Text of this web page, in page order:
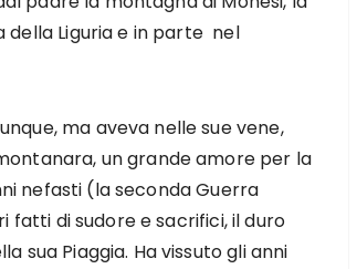
Liguria e in parte nel
ma aveva nelle sue vene,
un grande amore per la
nefasti (la seconda Guerra
fatti di sudore e sacrifici, il duro
sua Piaggia. Ha vissuto gli anni